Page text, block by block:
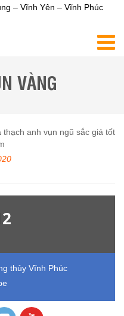
– Vĩnh Yên – Vĩnh Phúc
VÀNG
thạch anh vụn ngũ sắc giá tốt
thủy Vĩnh Phúc